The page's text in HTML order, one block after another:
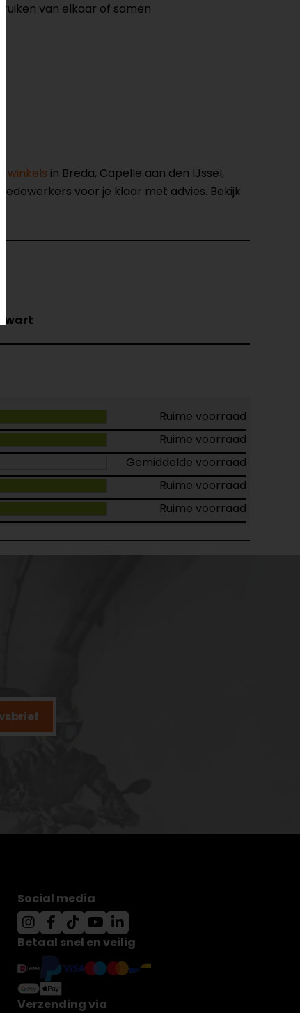
van elkaar of samen
winkels in Breda, Capelle aan den IJssel,
voor je klaar met advies. Bekijk
Ruime voorraad
Ruime voorraad
Gemiddelde voorraad
Ruime voorraad
Ruime voorraad
Social media
Betaal snel en veilig
Verzending via